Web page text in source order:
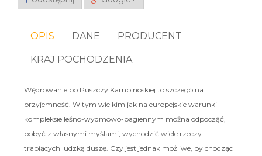
OPIS DANE PRODUCENT
KRAJ POCHODZENIA
Wędrowanie po Puszczy Kampinoskiej to szczególna
przyjemność. W tym wielkim jak na europejskie warunki
kompleksie leśno-wydmowo-bagiennym można odpocząć,
pobyć z własnymi myślami, wychodzić wiele rzeczy
trapiących ludzką duszę. Czy jest jednak możliwe, by chodząc